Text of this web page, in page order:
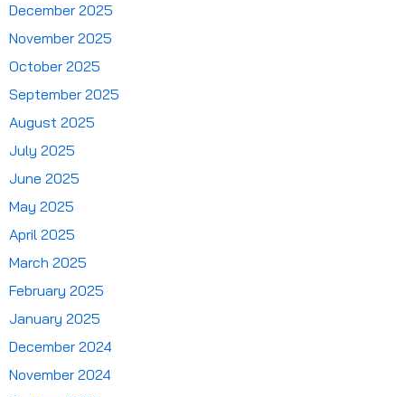
December 2025
November 2025
October 2025
September 2025
August 2025
July 2025
June 2025
May 2025
April 2025
March 2025
February 2025
January 2025
December 2024
November 2024